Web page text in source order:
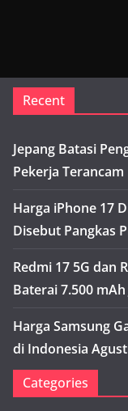
Recent
Jepang Batasi
Pekerja
Harga iPhone 17
Disebut Pangkas
Redmi 17 5G dan
Baterai 7.500
Harga Samsung
di Indonesia
Categories